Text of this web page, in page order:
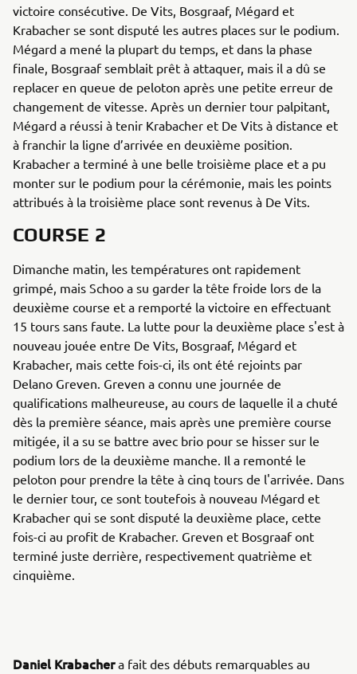
victoire consécutive. De Vits, Bosgraaf, Mégard et
Krabacher se sont disputé les autres places sur le podium.
Mégard a mené la plupart du temps, et dans la phase
finale, Bosgraaf semblait prêt à attaquer, mais il a dû se
replacer en queue de peloton après une petite erreur de
changement de vitesse. Après un dernier tour palpitant,
Mégard a réussi à tenir Krabacher et De Vits à distance et
à franchir la ligne d’arrivée en deuxième position.
Krabacher a terminé à une belle troisième place et a pu
monter sur le podium pour la cérémonie, mais les points
attribués à la troisième place sont revenus à De Vits.
COURSE 2
Dimanche matin, les températures ont rapidement
grimpé, mais Schoo a su garder la tête froide lors de la
deuxième course et a remporté la victoire en effectuant
15 tours sans faute. La lutte pour la deuxième place s'est à
nouveau jouée entre De Vits, Bosgraaf, Mégard et
Krabacher, mais cette fois-ci, ils ont été rejoints par
Delano Greven. Greven a connu une journée de
qualifications malheureuse, au cours de laquelle il a chuté
dès la première séance, mais après une première course
mitigée, il a su se battre avec brio pour se hisser sur le
podium lors de la deuxième manche. Il a remonté le
peloton pour prendre la tête à cinq tours de l'arrivée. Dans
le dernier tour, ce sont toutefois à nouveau Mégard et
Krabacher qui se sont disputé la deuxième place, cette
fois-ci au profit de Krabacher. Greven et Bosgraaf ont
terminé juste derrière, respectivement quatrième et
cinquième.
Daniel Krabachera fait des débuts remarquables au